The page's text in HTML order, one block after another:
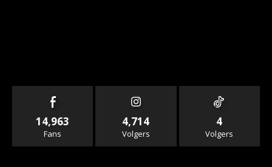
14,963
Fans
4,714
Volgers
4
Volgers